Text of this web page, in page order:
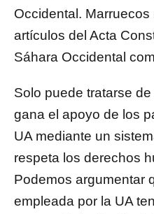
Occidental.
artículos del Acta
Sáhara Occidental
Solo puede tratarse
gana el apoyo de los
UA mediante un
respeta los derechos
Podemos argumentar
empleada por la UA